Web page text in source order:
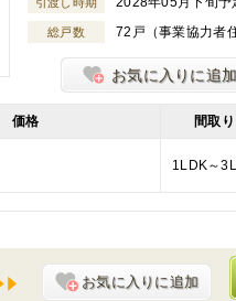
総戸数 72戸（事業協力者
お気に入りに追加
価格 間取り
1LDK～
お気に入りに追加